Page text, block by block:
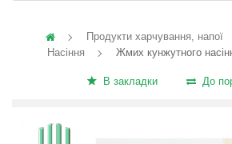
Продукти харчування, напої
Насіння
Жмих кунжутного
В закладки До